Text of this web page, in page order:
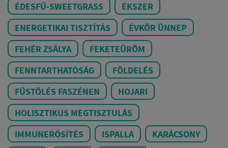
ÉDESFŰ-SWEETGRASS
ÉKSZER
ENERGETIKAI TISZTÍTÁS
ÉVKÖR ÜNNEP
FEHÉR ZSÁLYA
FEKETEÜRÖM
FENNTARTHATÓSÁG
FÖLDELÉS
FÜSTÖLÉS FASZÉNEN
HOJARI
HOLISZTIKUS MEGTISZTULÁS
IMMUNERŐSÍTÉS
ISPALLA
KARÁCSONY